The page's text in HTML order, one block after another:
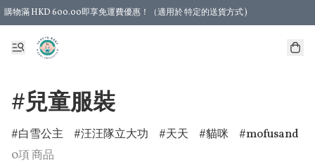
購物滿 HKD 600.00即享免運費優惠！（適用於 特定的送貨方式 )
#兒童服裝
白雪公主 汪汪隊立大功 天天 貓咪
mofusand
0項 商品